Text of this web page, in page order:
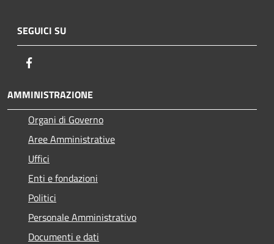
SEGUICI SU
AMMINISTRAZIONE
Organi di Governo
Aree Amministrative
Uffici
Enti e fondazioni
Politici
Personale Amministrativo
Documenti e dati